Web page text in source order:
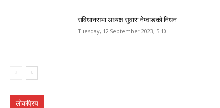
संविधानसभा अध्यक्ष सुवास नेम्वाङको निधन
Tuesday, 12 September 2023, 5:10
लोकप्रिय